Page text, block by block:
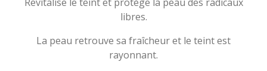
libres.
La peau retrouve sa fraîcheur et le teint est
rayonnant.